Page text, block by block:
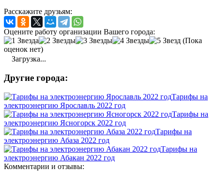
Расскажите друзьям:
Оцените работу организации Вашего города:
(Пока
оценок нет)
Загрузка...
Другие города:
Тарифы на
электроэнергию Ярославль 2022 год
Тарифы на
электроэнергию Ясногорск 2022 год
Тарифы на
электроэнергию Абаза 2022 год
Тарифы на
электроэнергию Абакан 2022 год
Комментарии и отзывы: